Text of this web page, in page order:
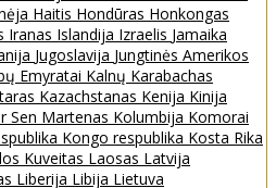
Haitis Hondūras Honkongas
Iranas Islandija Izraelis Jamaika
Jugoslavija Jungtinės Amerikos
Emyratai Kalnų Karabachas
Kazachstanas Kenija Kinija
Sen Martenas Kolumbija Komorai
Kongo respublika Kosta Rika
Kuveitas Laosas Latvija
Liberija Libija Lietuva